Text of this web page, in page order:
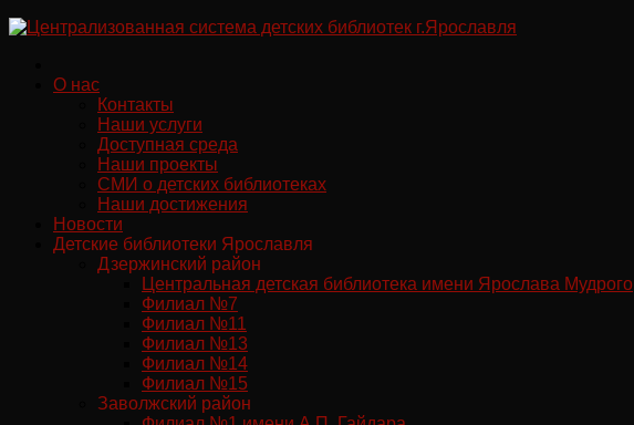
Перейти
О нас
Контакты
Наши услуги
Доступная среда
Наши проекты
СМИ о детских библиотеках
Наши достижения
Новости
Детские библиотеки Ярославля
Дзержинский район
Центральная детская библиотека имени Ярослава Мудрого
Филиал №7
Филиал №11
Филиал №13
Филиал №14
Филиал №15
Заволжский район